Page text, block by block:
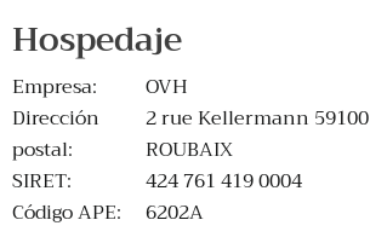
Hospedaje
Empresa:
OVH
Dirección
postal:
2 rue Kellermann 59100
ROUBAIX
SIRET:
424 761 419 0004
Código APE:
6202A